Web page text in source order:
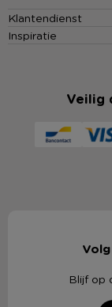
Klantendienst
Inspiratie
Veilig
Blijf op